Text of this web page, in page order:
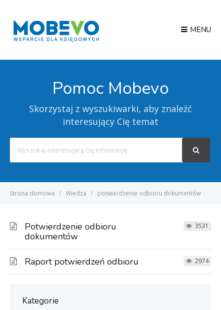
MENU
Pomoc Mobevo
Skorzystaj z wyszukiwarki, aby znaleźć
interesujący Cię temat
For
Strona domowa Wiedza potwierdzenie odbioru dokumentów
Potwierdzenie odbioru
dokumentów
3531
Raport potwierdzeń odbioru 2974
Kategorie